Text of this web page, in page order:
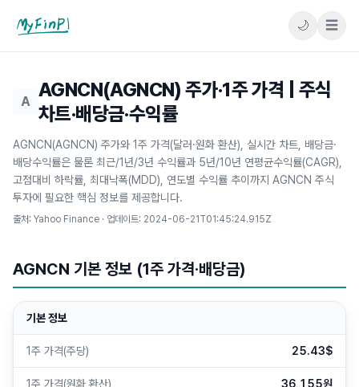
마이핀플
🌙 ☰
A
AGNCN(AGNCN) 주가·1주 가격 | 주식
차트·배당금·수익률
AGNCN(AGNCN) 주가와 1주 가격(달러·원화 환산), 실시간 차트, 배당금·
배당수익률은 물론 최근/1년/3년 수익률과 5년/10년 연평균수익률(CAGR),
고점대비 하락률, 최대낙폭(MDD), 연도별 수익률 추이까지 AGNCN 주식
투자에 필요한 핵심 정보를 제공합니다.
출처: Yahoo Finance · 업데이트: 2024-06-21T01:45:24.915Z
AGNCN 기본 정보 (1주 가격·배당금)
기본 정보
1주 가격(주당) 25.43$
1주 가격(원화 환산) 36,155원